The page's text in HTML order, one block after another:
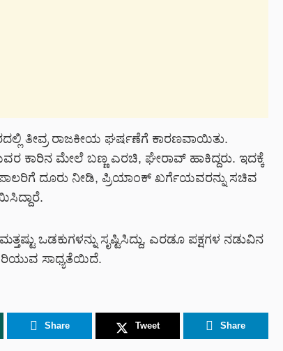
ತೀವ್ರ ರಾಜಕೀಯ ಘರ್ಷಣೆಗೆ ಕಾರಣವಾಯಿತು.
ಕಾರಿನ ಮೇಲೆ ಬಣ್ಣ ಎರಚಿ, ಘೇರಾವ್ ಹಾಕಿದ್ದರು. ಇದಕ್ಕೆ
ದೂರು ನೀಡಿ, ಪ್ರಿಯಾಂಕ್ ಖರ್ಗೆಯವರನ್ನು ಸಚಿವ
ಒಡಕುಗಳನ್ನು ಸೃಷ್ಟಿಸಿದ್ದು, ಎರಡೂ ಪಕ್ಷಗಳ ನಡುವಿನ
ಸಾಧ್ಯತೆಯಿದೆ.
Share Tweet Share